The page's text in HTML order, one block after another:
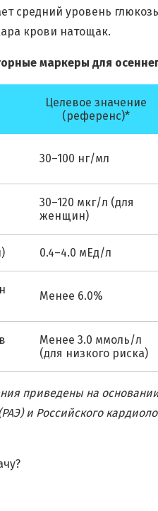
средний уровень
крови натощак.
маркеры для
Целевое значение
(референс)*
30–100 нг/мл
30–120 мкг/л (для
женщин)
0.4–4.0 мЕд/л
Менее 6.0%
Менее 3.0 ммоль/л
(для низкого риска)
приведены на
и Российского